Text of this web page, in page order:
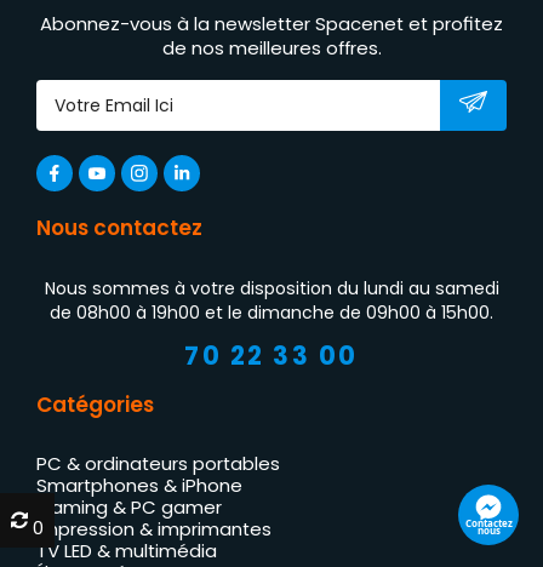
Abonnez-vous à la newsletter Spacenet et profitez
de nos meilleures offres.
Nous contactez
Nous sommes à votre disposition du lundi au samedi
de 08h00 à 19h00 et le dimanche de 09h00 à 15h00.
70 22 33 00
Catégories
PC & ordinateurs portables
Smartphones & iPhone
Gaming & PC gamer
Impression & imprimantes
TV LED & multimédia
Contactez
nous
0
0